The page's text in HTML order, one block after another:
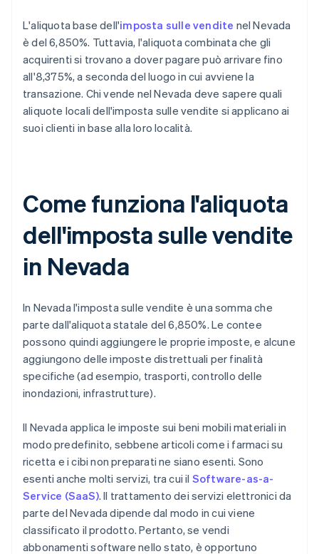
L'aliquota base dell'imposta sulle vendite nel Nevada
è del 6,850%. Tuttavia, l'aliquota combinata che gli
acquirenti si trovano a dover pagare può arrivare fino
all'8,375%, a seconda del luogo in cui avviene la
transazione. Chi vende nel Nevada deve sapere quali
aliquote locali dell'imposta sulle vendite si applicano ai
suoi clienti in base alla loro località.
Come funziona l'aliquota
dell'imposta sulle vendite
in Nevada
In Nevada l'imposta sulle vendite è una somma che
parte dall'aliquota statale del 6,850%. Le contee
possono quindi aggiungere le proprie imposte, e alcune
aggiungono delle imposte distrettuali per finalità
specifiche (ad esempio, trasporti, controllo delle
inondazioni, infrastrutture).
Il Nevada applica le imposte sui beni mobili materiali in
modo predefinito, sebbene articoli come i farmaci su
ricetta e i cibi non preparati ne siano esenti. Sono
esenti anche molti servizi, tra cui il Software-as-a-
Service (SaaS). Il trattamento dei servizi elettronici da
parte del Nevada dipende dal modo in cui viene
classificato il prodotto. Pertanto, se vendi
abbonamenti software nello stato, è opportuno